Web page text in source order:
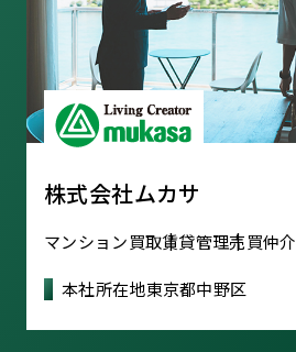
株式会社ムカサ
マンション買取賃貸管理売買仲介
本社所在地東京都中野区